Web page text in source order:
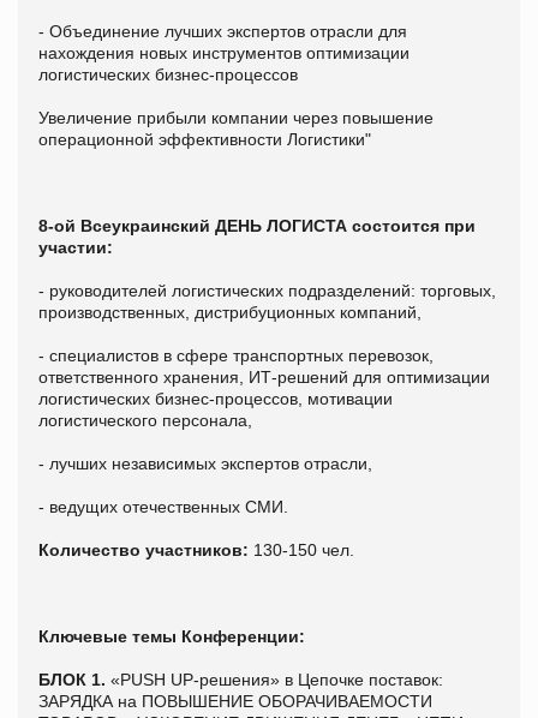
- Объединение лучших экспертов отрасли для
нахождения новых инструментов оптимизации
логистических бизнес-процессов
Увеличение прибыли компании через повышение
операционной эффективности Логистики"
8-ой Всеукраинский ДЕНЬ ЛОГИСТА состоится при
участии:
- руководителей логистических подразделений: торговых,
производственных, дистрибуционных компаний,
- специалистов в сфере транспортных перевозок,
ответственного хранения, ИТ-решений для оптимизации
логистических бизнес-процессов, мотивации
логистического персонала,
- лучших независимых экспертов отрасли,
- ведущих отечественных СМИ.
Количество участников: 130-150 чел.
Ключевые темы Конференции:
БЛОК 1. «PUSH UP-решения» в Цепочке поставок:
ЗАРЯДКА на ПОВЫШЕНИЕ ОБОРАЧИВАЕМОСТИ